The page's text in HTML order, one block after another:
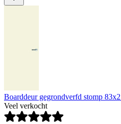
Boarddeur gegrondverfd stomp
Veel verkocht